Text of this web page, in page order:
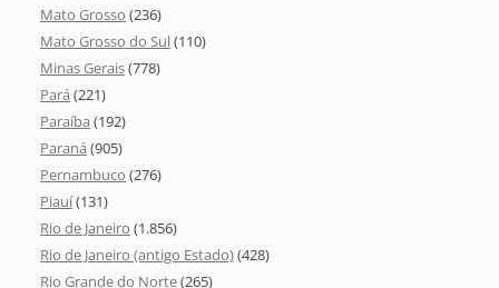
Mato Grosso (236)
Mato Grosso do Sul(110)
Minas Gerais(778)
Pará (221)
Paraíba (192)
Paraná (905)
Pernambuco (276)
Piauí(131)
Rio de Janeiro (1.856)
Rio de Janeiro (antigo Estado)(428)
Rio Grande do Norte(265)